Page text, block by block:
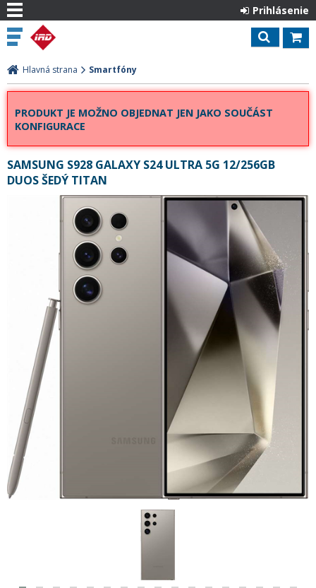
Prihlásenie
Hlavná strana Smartfóny
PRODUKT JE MOŽNO OBJEDNAT JEN JAKO SOUČÁST
KONFIGURACE
SAMSUNG S928 GALAXY S24 ULTRA 5G 12/256GB
DUOS ŠEDÝ TITAN